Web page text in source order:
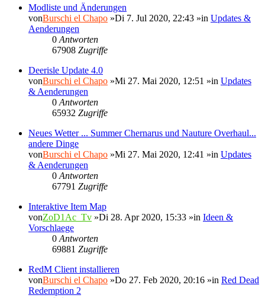
Modliste und Änderungen
vonBurschi el Chapo »Di 7. Jul 2020, 22:43 »in Updates &
Aenderungen
0 Antworten
67908 Zugriffe
Deerisle Update 4.0
vonBurschi el Chapo »Mi 27. Mai 2020, 12:51 »in Updates
& Aenderungen
0 Antworten
65932 Zugriffe
Neues Wetter ... Summer Chernarus und Nauture Overhaul...
andere Dinge
vonBurschi el Chapo »Mi 27. Mai 2020, 12:41 »in Updates
& Aenderungen
0 Antworten
67791 Zugriffe
Interaktive Item Map
vonZoD1Ac_Tv »Di 28. Apr 2020, 15:33 »in Ideen &
Vorschlaege
0 Antworten
69881 Zugriffe
RedM Client installieren
vonBurschi el Chapo »Do 27. Feb 2020, 20:16 »in Red Dead
Redemption 2